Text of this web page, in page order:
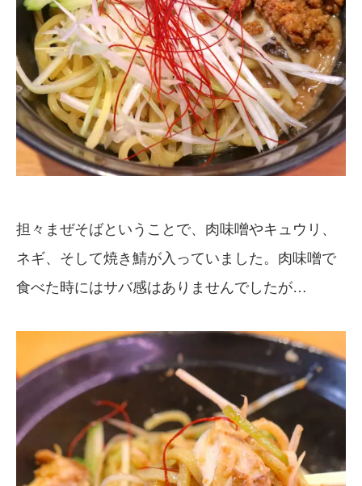
担々まぜそばということで、肉味噌やキュウリ、
ネギ、そして焼き鯖が入っていました。肉味噌で
食べた時にはサバ感はありませんでしたが…